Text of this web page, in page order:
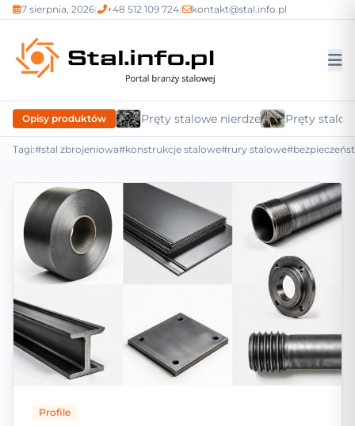
7 sierpnia, 2026| +48 512 109 724| kontakt@stal.info.pl
Opisy produktów Pręty stalowe nierdzewnePręty
Tagi:#stal zbrojeniowa#konstrukcje stalowe#rury stalowe
Profile